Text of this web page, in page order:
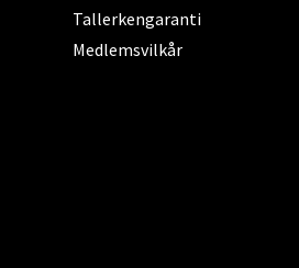
Tallerkengaranti
Medlemsvilkår
Stord
Storo